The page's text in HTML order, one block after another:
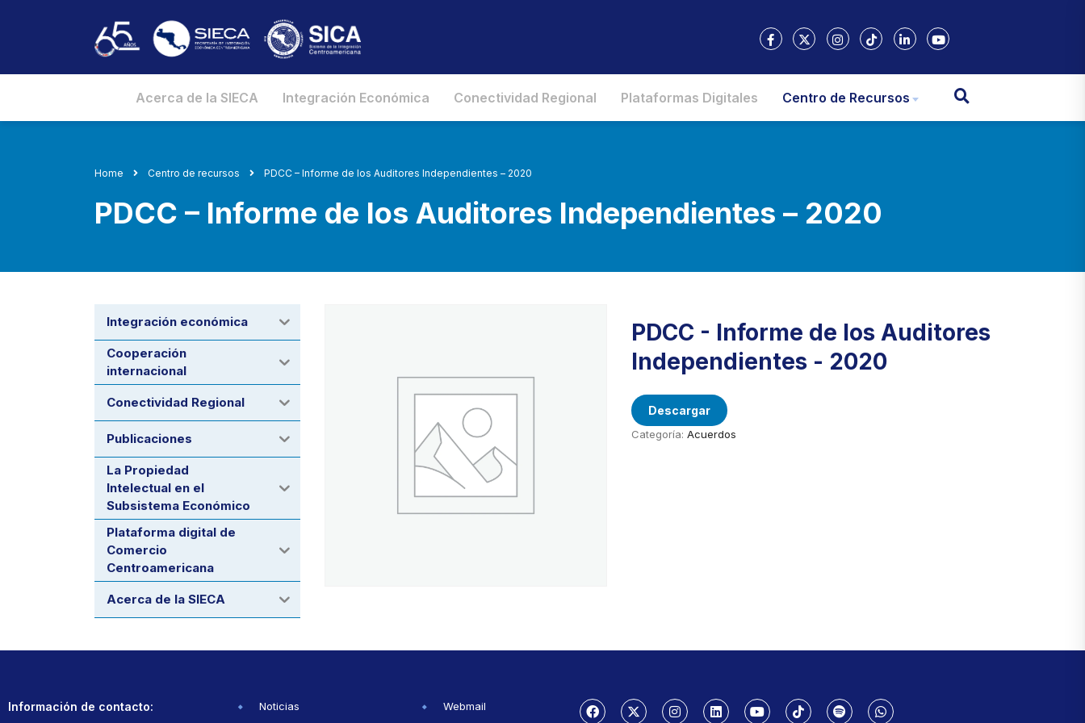
Acerca de la SIECA Integración Económica Conectividad Regional Plataformas Digitales Centro de Recursos
Home Centro de recursos PDCC – Informe de los Auditores Independientes – 2020
PDCC – Informe de los Auditores Independientes – 2020
PDCC - Informe de los Auditores
Independientes - 2020
Descargar
Categoría: Acuerdos
Integración económica
Cooperación
internacional
Conectividad Regional
Publicaciones
La Propiedad
Intelectual en el
Subsistema Económico
Plataforma digital de
Comercio
Centroamericana
Acerca de la SIECA
Información de contacto: Noticias Webmail